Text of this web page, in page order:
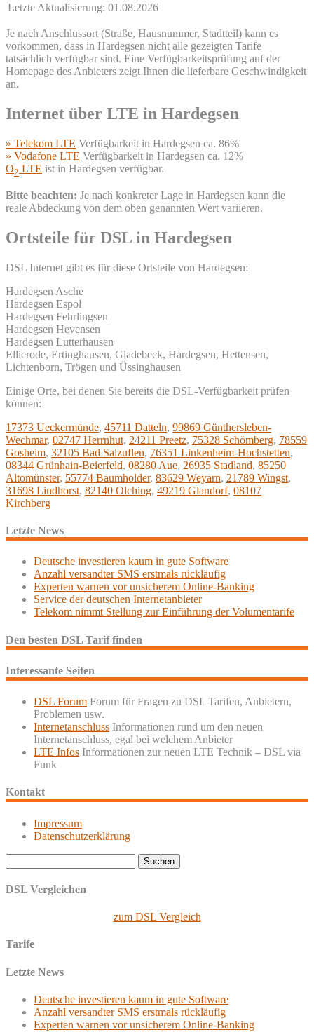
Letzte Aktualisierung: 01.08.2026
Je nach Anschlussort (Straße, Hausnummer, Stadtteil) kann es
vorkommen, dass in Hardegsen nicht alle gezeigten Tarife
tatsächlich verfügbar sind. Eine Verfügbarkeitsprüfung auf der
Homepage des Anbieters zeigt Ihnen die lieferbare Geschwindigkeit
an.
Internet über LTE in Hardegsen
» Telekom LTE Verfügbarkeit in Hardegsen ca. 86%
» Vodafone LTE Verfügbarkeit in Hardegsen ca. 12%
O2 LTE ist in Hardegsen verfügbar.
Bitte beachten: Je nach konkreter Lage in Hardegsen kann die
reale Abdeckung von dem oben genannten Wert variieren.
Ortsteile für DSL in Hardegsen
DSL Internet gibt es für diese Ortsteile von Hardegsen:
Hardegsen Asche
Hardegsen Espol
Hardegsen Fehrlingsen
Hardegsen Hevensen
Hardegsen Lutterhausen
Ellierode, Ertinghausen, Gladebeck, Hardegsen, Hettensen,
Lichtenborn, Trögen und Üssinghausen
Einige Orte, bei denen Sie bereits die DSL-Verfügbarkeit prüfen
können:
17373 Ueckermünde, 45711 Datteln, 99869 Günthersleben-
Wechmar, 02747 Herrnhut, 24211 Preetz, 75328 Schömberg, 78559
Gosheim, 32105 Bad Salzuflen, 76351 Linkenheim-Hochstetten,
08344 Grünhain-Beierfeld, 08280 Aue, 26935 Stadland, 85250
Altomünster, 55774 Baumholder, 83629 Weyarn, 21789 Wingst,
31698 Lindhorst, 82140 Olching, 49219 Glandorf, 08107
Kirchberg
Letzte News
Deutsche investieren kaum in gute Software
Anzahl versandter SMS erstmals rückläufig
Experten warnen vor unsicherem Online-Banking
Service der deutschen Internetanbieter
Telekom nimmt Stellung zur Einführung der Volumentarife
Den besten DSL Tarif finden
Interessante Seiten
DSL Forum Forum für Fragen zu DSL Tarifen, Anbietern,
Problemen usw.
Internetanschluss Informationen rund um den neuen
Internetanschluss, egal bei welchem Anbieter
LTE Infos Informationen zur neuen LTE Technik – DSL via
Funk
Kontakt
Impressum
Datenschutzerklärung
nach:
DSL Vergleichen
zum DSL Vergleich
Tarife
Letzte News
Deutsche investieren kaum in gute Software
Anzahl versandter SMS erstmals rückläufig
Experten warnen vor unsicherem Online-Banking